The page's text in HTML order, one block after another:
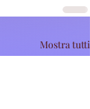
Mostra tutti